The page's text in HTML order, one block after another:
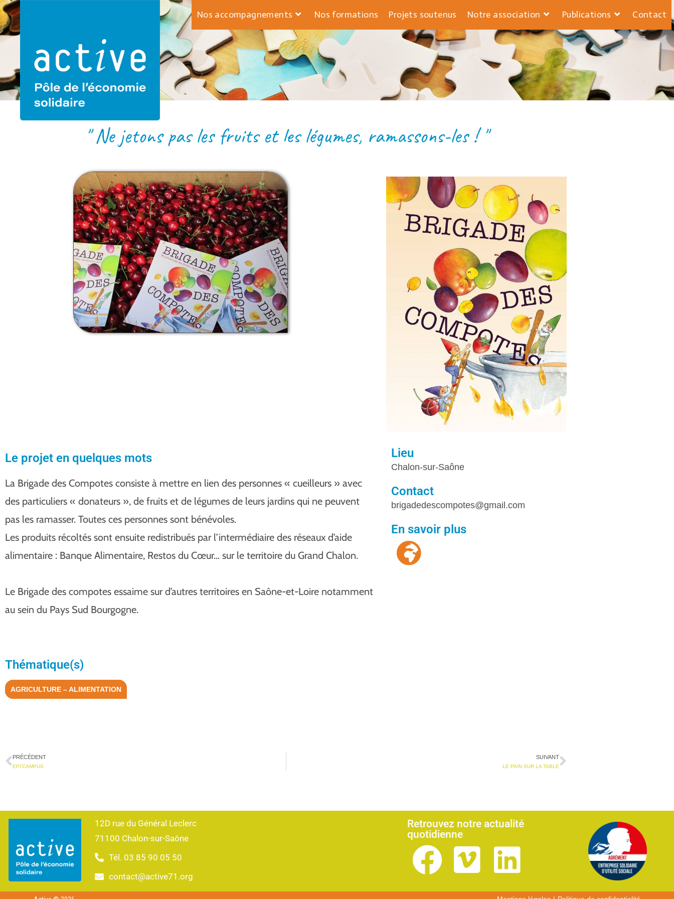
Nos accompagnements Nos formations Projets soutenus Notre association Publications Contact
LA BRIGADE DES COMPOTES
" Ne jetons pas les fruits et les légumes, ramassons-les ! "
Le projet en quelques mots
La Brigade des Compotes consiste à mettre en lien des personnes « cueilleurs » avec
des particuliers « donateurs », de fruits et de légumes de leurs jardins qui ne peuvent
pas les ramasser. Toutes ces personnes sont bénévoles.
Les produits récoltés sont ensuite redistribués par l’intermédiaire des réseaux d’aide
alimentaire : Banque Alimentaire, Restos du Cœur… sur le territoire du Grand Chalon.
Le Brigade des compotes essaime sur d’autres territoires en Saône-et-Loire notamment
au sein du Pays Sud Bourgogne.
Lieu
Chalon-sur-Saône
Contact
brigadedescompotes@gmail.com
En savoir plus
Thématique(s)
AGRICULTURE – ALIMENTATION
PRÉCÉDENT
EPI’CAMPUS
SUIVANT
LE PAIN SUR LA TABLE
12D rue du Général Leclerc
71100 Chalon-sur-Saône
Tél. 03 85 90 05 50
contact@active71.org
Retrouvez notre actualité
quotidienne